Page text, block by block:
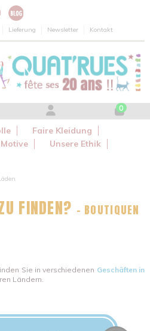
Lieferung Newsletter Kontakt
0
Faire Kleidung
Unsere Ethik
FINDEN? - BOUTIQUEN
Sie in verschiedenen Geschäften in
Ländern.